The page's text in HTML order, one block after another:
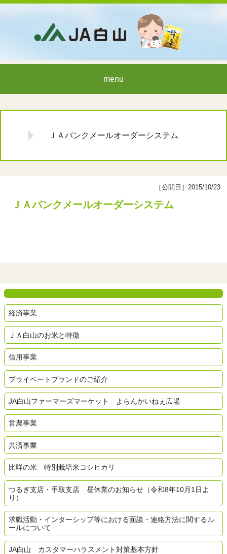
menu
ＪＡバンクメールオーダーシステム
ＪＡバンクメールオーダーシステム
［公開日］2015/10/23
経済事業
ＪＡ白山のお米と特徴
信用事業
プライベートブランドのご紹介
JA白山ファーマーズマーケット よらんかいねぇ広場
営農事業
共済事業
比咩の米 特別栽培米コシヒカリ
つるぎ支店・手取支店 昼休業のお知らせ（令和8年10月1日よ
り）
求職活動・インターシップ等における面談・連絡方法に関するル
ールについて
JA白山 カスタマーハラスメント対策基本方針